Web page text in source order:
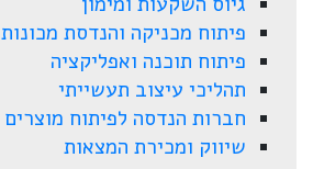
פיתוח מכניקה והנדסת מכונות
פיתוח תוכנה ואפליקציה
תהליכי עיצוב תעשייתי
חברות הנדסה לפיתוח מוצרים
שיווק ומכירת המצאות